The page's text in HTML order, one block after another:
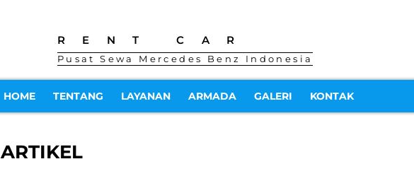
RENT CAR
Pusat Sewa Mercedes Benz Indonesia
HOME TENTANG LAYANAN ARMADA GALERI KONTAK
ARTIKEL